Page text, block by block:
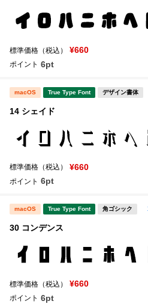
標準価格（税込） ¥660
ポイント 6pt
macOS True Type Font デザイン書体
14 シェイド
標準価格（税込） ¥660
ポイント 6pt
macOS True Type Font 角ゴシック
30 コンデンス
標準価格（税込） ¥660
ポイント 6pt